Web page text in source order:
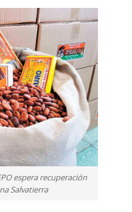
espera recuperación
Salvatierra